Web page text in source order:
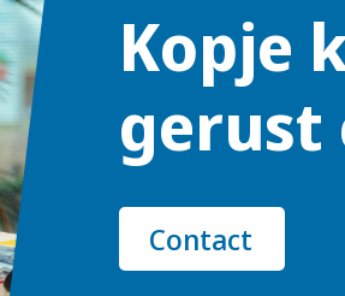
Kopje
gerust
Contact